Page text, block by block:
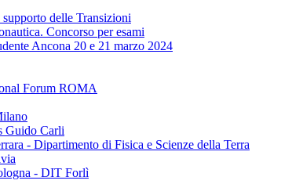
delle Transizioni
Concorso per esami
Ancona 20 e 21 marzo 2024
Forum ROMA
Guido Carli
- Dipartimento di Fisica e Scienze della Terra
- DIT Forlì